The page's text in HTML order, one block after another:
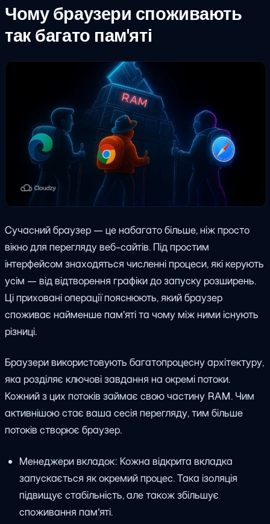
Чому браузери споживають
так багато пам'яті
Сучасний браузер — це набагато більше, ніж просто
вікно для перегляду веб-сайтів. Під простим
інтерфейсом знаходяться численні процеси, які керують
усім — від відтворення графіки до запуску розширень.
Ці приховані операції пояснюють, який браузер
споживає найменше пам'яті та чому між ними існують
різниці.
Браузери використовують багатопроцесну архітектуру,
яка розділяє ключові завдання на окремі потоки.
Кожний з цих потоків займає свою частину RAM. Чим
активнішою стає ваша сесія перегляду, тим більше
потоків створює браузер.
Менеджери вкладок: Кожна відкрита вкладка
запускається як окремий процес. Така ізоляція
підвищує стабільність, але також збільшує
споживання пам'яті.